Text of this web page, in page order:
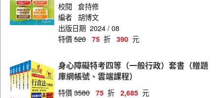
校閱 倉持修
編者 胡博文
出版日期 2024 / 08
特價520 75 折 390 元
身心障礙特考四等（一般行政）套書（贈題
庫網帳號、雲端課程）
特價3580 75 折 2,685 元